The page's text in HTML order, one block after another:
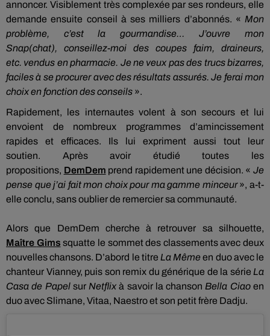
annoncer. Visiblement très complexée par ses rondeurs, elle
demande ensuite conseil à ses milliers d’abonnés. « Mon
problème, c’est la gourmandise…
J’ouvre mon
Snap(chat), conseillez-moi des coupes faim, draineurs,
etc. vendus en pharmacie. Je ne veux pas des trucs bizarres,
faciles à se procurer avec des résultats assurés. Je ferai mon
choix en fonction des conseils ».
Rapidement, les internautes volent à son secours et lui
envoient de nombreux programmes d’amincissement
rapides et efficaces.
Ils lui expriment aussi tout leur
soutien.
Après avoir étudié toutes les
propositions, DemDem prend rapidement une décision. «Je
pense que j’ai fait mon choix pour magamme minceur », a-t-
elle conclu, sans oublier de remercier sa communauté.
Alors que DemDem
cherche à retrouver sa silhouette,
Maître Gims squatte le sommet des classements avec deux
nouvelles chansons. D’abord le titre La Mêmeen duo avec le
chanteur Vianney, puis son remix du générique de la série La
Casa de Papel surNetflix à savoir la chanson Bella Ciaoen
duo avec Slimane, Vitaa, Naestroet son petit frère Dadju.